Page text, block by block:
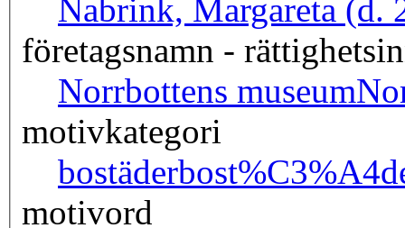
Nabrink, Margareta (d.
företagsnamn -
Norrbottens museum
motivkategori
bostäder
motivord